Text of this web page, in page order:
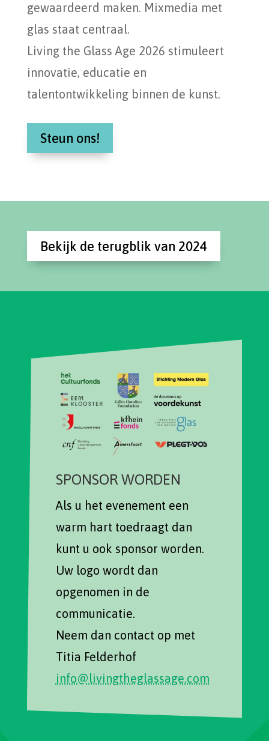
gewaardeerd maken. Mixmedia met
glas staat centraal.
Living the Glass Age 2026 stimuleert
innovatie, educatie en
talentontwikkeling binnen de kunst.
Steun ons!
Bekijk de terugblik van 2024
SPONSOR WORDEN
Als u het evenement een
warm hart toedraagt dan
kunt u ook sponsor worden.
Uw logo wordt dan
opgenomen in de
communicatie.
Neem dan contact op met
Titia Felderhof
info@livingtheglassage.com